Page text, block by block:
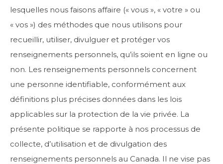
lesquelles nous faisons affaire (« vous », « votre » ou
« vos ») des méthodes que nous utilisons pour
recueillir, utiliser, divulguer et protéger vos
renseignements personnels, qu’ils soient en ligne ou
non. Les renseignements personnels concernent
une personne identifiable, conformément aux
définitions plus précises données dans les lois
applicables sur la protection de la vie privée. La
présente politique se rapporte à nos processus de
collecte, d’utilisation et de divulgation des
renseignements personnels au Canada. Il ne vise pas